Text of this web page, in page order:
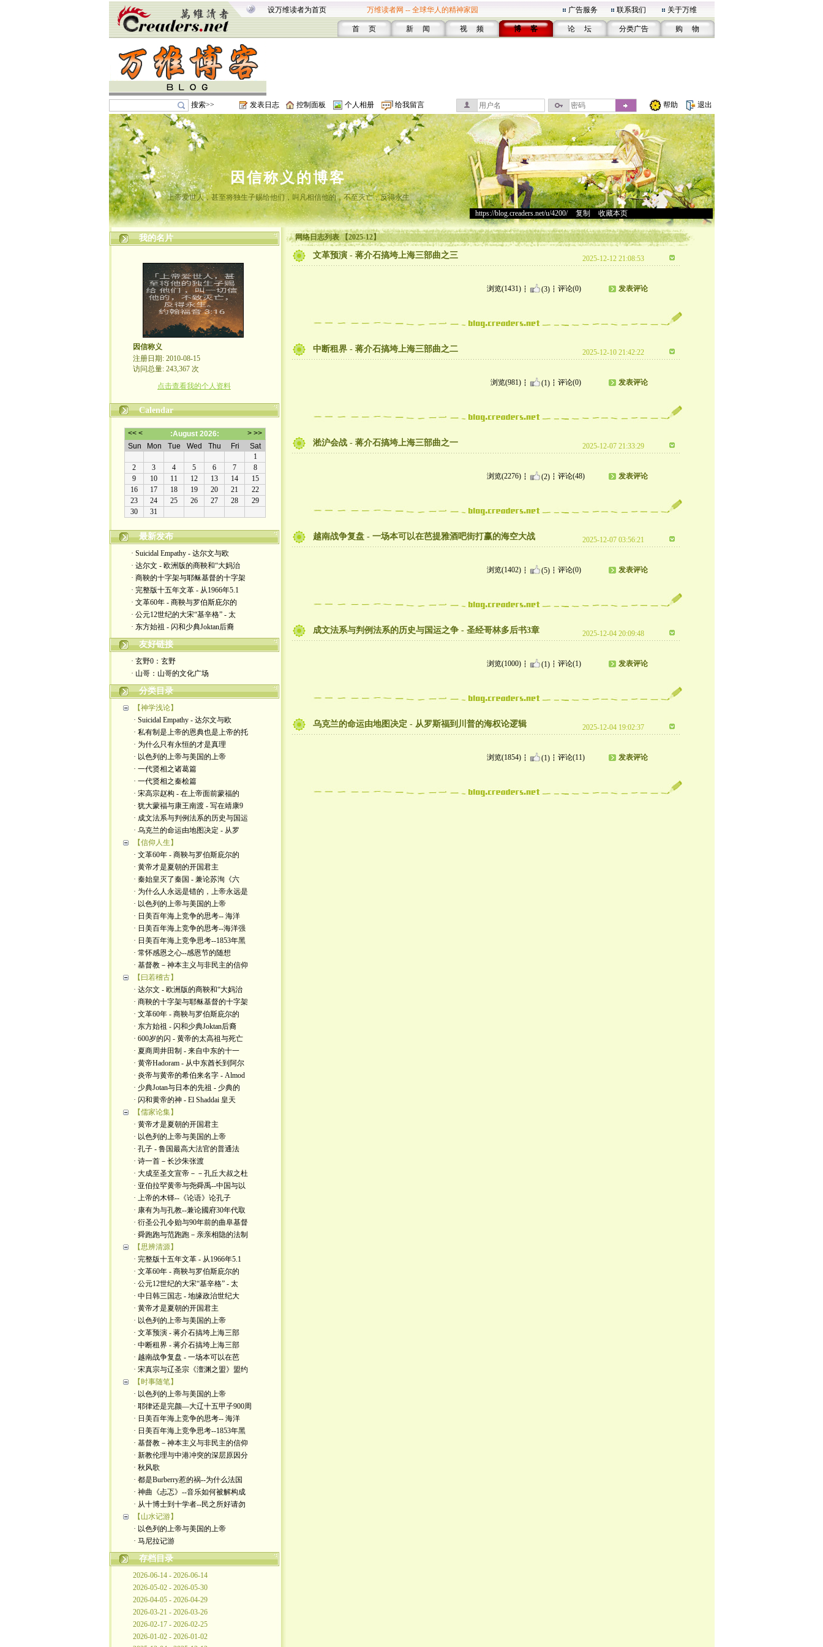
设万维读者为首页 万维读者网 -- 全球华人的精神家园 广告服务 联系我们 关于万维
首 页 新 闻 视 频 博 客 论 坛 分类广告 购 物
搜索>> 发表日志 控制面板 个人相册 给我留言 帮助 退出
因信称义的博客
上帝爱世人，甚至将独生子赐给他们，叫凡相信他的，不至灭亡，反得永生
https://blog.creaders.net/u/4200/> 复制 收藏本页
我的名片
因信称义
注册日期: 2010-08-15
访问总量: 243,367 次
点击查看我的个人资料
Calendar
最新发布
· Suicidal Empathy - 达尔文与欧
· 达尔文 - 欧洲版的商鞅和“大妈治
· 商鞅的十字架与耶稣基督的十字架
· 完整版十五年文革 - 从1966年5.1
· 文革60年 - 商鞅与罗伯斯庇尔的
· 公元12世纪的大宋“基辛格” - 太
· 东方始祖 - 闪和少典Joktan后裔
友好链接
· 玄野0：玄野
· 山哥：山哥的文化广场
分类目录
【神学浅论】
· Suicidal Empathy - 达尔文与欧
· 私有制是上帝的恩典也是上帝的托
· 为什么只有永恒的才是真理
· 以色列的上帝与美国的上帝
· 一代贤相之诸葛篇
· 一代贤相之秦桧篇
· 宋高宗赵构 - 在上帝面前蒙福的
· 犹大蒙福与康王南渡 - 写在靖康9
· 成文法系与判例法系的历史与国运
· 乌克兰的命运由地图决定 - 从罗
【信仰人生】
· 文革60年 - 商鞅与罗伯斯庇尔的
· 黄帝才是夏朝的开国君主
· 秦始皇灭了秦国 - 兼论苏洵《六
· 为什么人永远是错的，上帝永远是
· 以色列的上帝与美国的上帝
· 日美百年海上竞争的思考-- 海洋
· 日美百年海上竞争的思考--海洋强
· 日美百年海上竞争思考--1853年黑
· 常怀感恩之心--感恩节的随想
· 基督教－神本主义与非民主的信仰
【曰若稽古】
· 达尔文 - 欧洲版的商鞅和“大妈治
· 商鞅的十字架与耶稣基督的十字架
· 文革60年 - 商鞅与罗伯斯庇尔的
· 东方始祖 - 闪和少典Joktan后裔
· 600岁的闪 - 黄帝的太高祖与死亡
· 夏商周井田制 - 来自中东的十一
· 黄帝Hadoram - 从中东酋长到阿尔
· 炎帝与黄帝的希伯来名字 - Almod
· 少典Jotan与日本的先祖 - 少典的
· 闪和黄帝的神 - El Shaddai 皇天
【儒家论集】
· 黄帝才是夏朝的开国君主
· 以色列的上帝与美国的上帝
· 孔子 - 鲁国最高大法官的普通法
· 诗一首－长沙朱张渡
· 大成至圣文宣帝－－孔丘大叔之杜
· 亚伯拉罕黄帝与尧舜禹--中国与以
· 上帝的木铎--《论语》论孔子
· 康有为与孔教--兼论國府30年代取
· 衍圣公孔令贻与90年前的曲阜基督
· 舜跑跑与范跑跑－亲亲相隐的法制
【思辨清源】
· 完整版十五年文革 - 从1966年5.1
· 文革60年 - 商鞅与罗伯斯庇尔的
· 公元12世纪的大宋“基辛格” - 太
· 中日韩三国志 - 地缘政治世纪大
· 黄帝才是夏朝的开国君主
· 以色列的上帝与美国的上帝
· 文革预演 - 蒋介石搞垮上海三部
· 中断租界 - 蒋介石搞垮上海三部
· 越南战争复盘 - 一场本可以在芭
· 宋真宗与辽圣宗《澶渊之盟》盟约
【时事随笔】
· 以色列的上帝与美国的上帝
· 耶律还是完颜—大辽十五甲子900周
· 日美百年海上竞争的思考-- 海洋
· 日美百年海上竞争思考--1853年黑
· 基督教－神本主义与非民主的信仰
· 新教伦理与中港冲突的深层原因分
· 秋风歌
· 都是Burberry惹的祸--为什么法国
· 神曲《忐忑》--音乐如何被解构成
· 从十博士到十学者--民之所好请勿
【山水记游】
· 以色列的上帝与美国的上帝
· 马尼拉记游
存档目录
2026-06-14 - 2026-06-14
2026-05-02 - 2026-05-30
2026-04-05 - 2026-04-29
2026-03-21 - 2026-03-26
2026-02-17 - 2026-02-25
2026-01-02 - 2026-01-02
网络日志列表 【2025-12】
文革预演 - 蒋介石搞垮上海三部曲之三 2025-12-12 21:08:53
浏览(1431) (3) 评论(0) 发表评论
中断租界 - 蒋介石搞垮上海三部曲之二 2025-12-10 21:42:22
浏览(981) (1) 评论(0) 发表评论
淞沪会战 - 蒋介石搞垮上海三部曲之一 2025-12-07 21:33:29
浏览(2276) (2) 评论(48) 发表评论
越南战争复盘 - 一场本可以在芭提雅酒吧街打赢的海空大战 2025-12-07 03:56:21
浏览(1402) (5) 评论(0) 发表评论
成文法系与判例法系的历史与国运之争 - 圣经哥林多后书3章 2025-12-04 20:09:48
浏览(1000) (1) 评论(1) 发表评论
乌克兰的命运由地图决定 - 从罗斯福到川普的海权论逻辑 2025-12-04 19:02:37
浏览(1854) (1) 评论(11) 发表评论